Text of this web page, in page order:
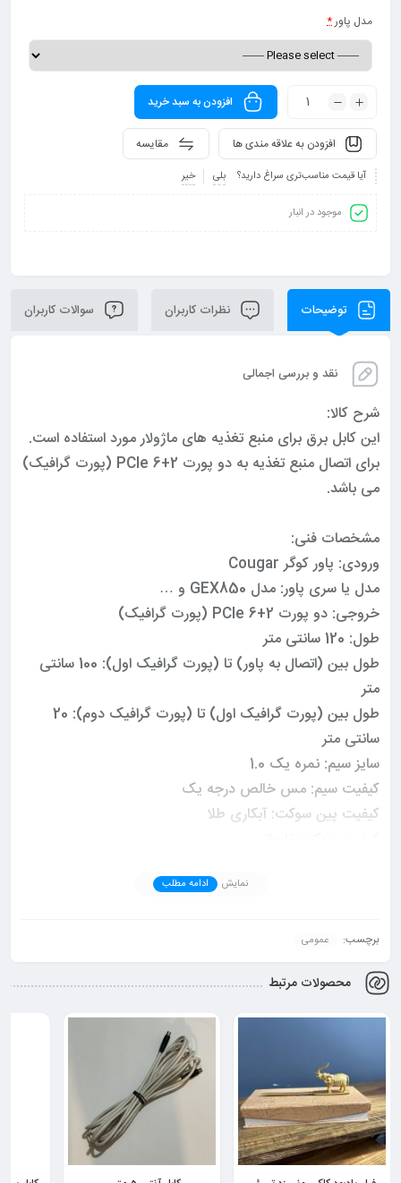
مدل پاور*
افزودن به سبد خرید
مقایسه افزودن به علاقه مندی ها
آیا قیمت مناسب‌تری سراغ دارید؟ بلی خیر
موجود در انبار
توضیحات نظرات کاربران سوالات کاربران
نقد و بررسی اجمالی
شرح کالا:
این کابل برق برای منبع تغذیه های ماژولار مورد استفاده است.
برای اتصال منبع تغذیه به دو پورت 2+6 PCIe (پورت گرافیک)
می باشد.
مشخصات فنی:
ورودی: پاور کوگر Cougar
مدل یا سری پاور: مدل GEX850 و …
خروجی: دو پورت 2+6 PCIe (پورت گرافیک)
طول: 120 سانتی متر
طول بین (اتصال به پاور) تا (پورت گرافیک اول): 100 سانتی
متر
طول بین (پورت گرافیک اول) تا (پورت گرافیک دوم): 20
سانتی متر
سایز سیم: نمره یک 1.0
کیفیت سیم: مس خالص درجه یک
کیفیت پین سوکت: آبکاری طلا
پی سی و …
نمایش ادامه مطلب
برچسب: عمومی
محصولات مرتبط